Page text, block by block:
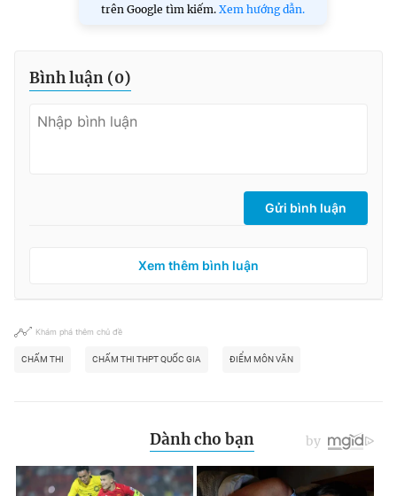
trên Google tìm kiếm. Xem hướng dẫn.
Bình luận (0)
Gửi bình luận
Xem thêm bình luận
Khám phá thêm chủ đề
CHẤM THI CHẤM THI THPT QUỐC GIA ĐIỂM MÔN VĂN